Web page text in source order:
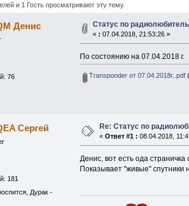
и 1 Гость просматривают эту тему.
Денис
76
Статус по
« : 07.04.2018, 21:53:26 »
По состоянию на 07.04.2018 г.
Transponder от 07.04.2018г..pdf
Сергей
181
Дурак -
Re: Статус по
« Ответ #1 : 08.04.2018,
Денис, вот есть ода страничка
Показывает "живые" спутники